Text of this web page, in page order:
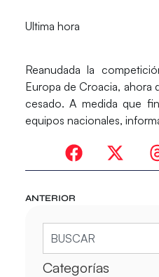
Ultima hora
Reanudada la
Europa de Croacia, ahora
cesado. A medida que
equipos nacionales,
ANTERIOR
Categorías